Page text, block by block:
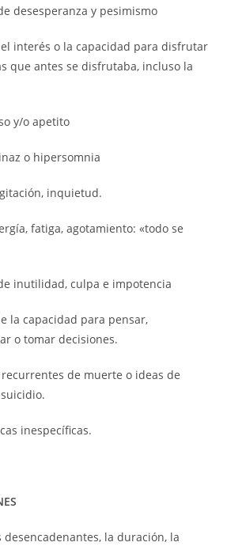
y pesimismo
o la capacidad para disfrutar
que antes se disfrutaba, incluso la
y/o apetito
o hipersomnia
inquietud.
fatiga, agotamiento: «todo se
culpa e impotencia
capacidad para pensar,
o tomar decisiones.
de muerte o ideas de
inespecíficas.
desencadenantes, la duración, la